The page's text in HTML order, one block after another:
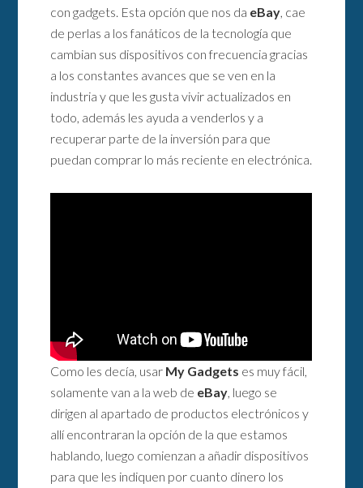
con gadgets. Esta opción que nos da eBay , cae
de perlas a los fanáticos de la tecnología que
cambian sus dispositivos con frecuencia gracias
a los constantes avances que se ven en la
industria y que les gusta vivir actualizados en
todo, además les ayuda a venderlos y a
recuperar parte de la inversión para que
puedan comprar lo más reciente en electrónica.
Como les decía, usar My Gadgets es muy fácil,
solamente van a la web de eBay , luego se
dirigen al apartado de productos electrónicos y
allí encontraran la opción de la que estamos
hablando, luego comienzan a añadir dispositivos
para que les indiquen por cuanto dinero los